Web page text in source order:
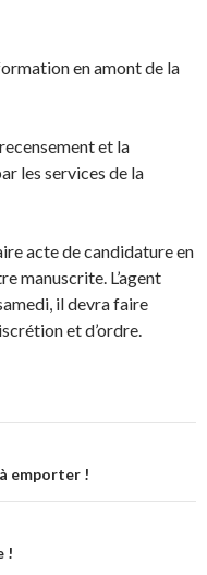
en amont de la
et la
les services de la
acte de candidature en
manuscrite. L’agent
il devra faire
et d’ordre.
emporter !
!